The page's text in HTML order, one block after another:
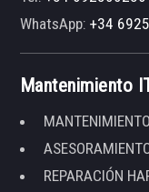
WhatsApp:+34
Mantenimiento
REPARACIÓN